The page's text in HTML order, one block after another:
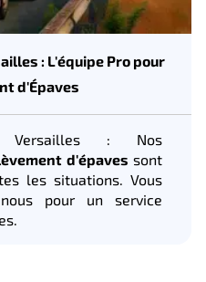
: L'équipe Pro pour
d'Épaves
Versailles : Nos
d'épaves sont
les situations. Vous
pour un service